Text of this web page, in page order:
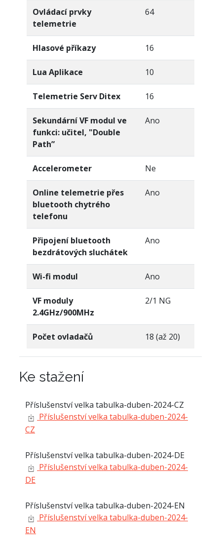
Ovládací prvky
telemetrie
64
Hlasové příkazy 16
Lua Aplikace 10
Telemetrie Serv Ditex 16
Sekundární VF modul ve
funkci: učitel, "Double
Path”
Ano
Accelerometer Ne
Online telemetrie přes
bluetooth chytrého
telefonu
Ano
Připojení bluetooth
bezdrátových sluchátek
Ano
Wi-fi modul Ano
VF moduly
2.4GHz/900MHz
2/1 NG
Počet ovladačů 18 (až 20)
Ke stažení
Příslušenství velka tabulka-duben-2024-CZ
Příslušenství velka tabulka-duben-2024-
CZ
Příslušenství velka tabulka-duben-2024-DE
Příslušenství velka tabulka-duben-2024-
DE
Příslušenství velka tabulka-duben-2024-EN
Příslušenství velka tabulka-duben-2024-
EN